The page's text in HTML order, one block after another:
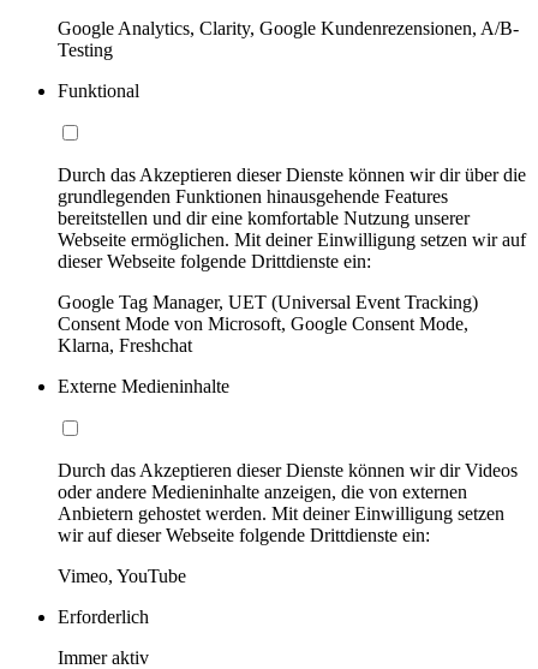
Google Analytics, Clarity, Google Kundenrezensionen, A/B-
Testing
Funktional
Durch das Akzeptieren dieser Dienste können wir dir über die
grundlegenden Funktionen hinausgehende Features
bereitstellen und dir eine komfortable Nutzung unserer
Webseite ermöglichen. Mit deiner Einwilligung setzen wir auf
dieser Webseite folgende Drittdienste ein:
Google Tag Manager, UET (Universal Event Tracking)
Consent Mode von Microsoft, Google Consent Mode,
Klarna, Freshchat
Externe Medieninhalte
Durch das Akzeptieren dieser Dienste können wir dir Videos
oder andere Medieninhalte anzeigen, die von externen
Anbietern gehostet werden. Mit deiner Einwilligung setzen
wir auf dieser Webseite folgende Drittdienste ein:
Vimeo, YouTube
Erforderlich
Immer aktiv